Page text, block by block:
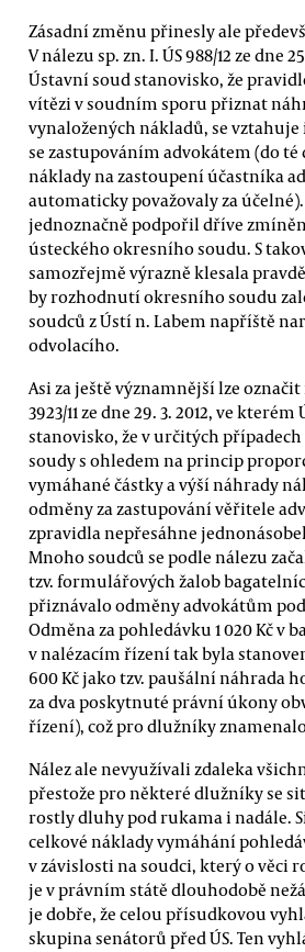
Zásadní změnu přinesly ale
V nálezu sp. zn. I. ÚS 988/12 ze dne
Ústavní soud stanovisko, že
vítězi v soudním sporu přiznat
vynaložených nákladů, se vztahuje
se zastupováním advokátem (do té
náklady na zastoupení účastníka
automaticky považovaly za
jednoznačně podpořil dříve
ústeckého okresního soudu. S
samozřejmě výrazně klesala
by rozhodnutí okresního soudu
soudců z Ústí n. Labem napříště
odvolacího.
Asi za ještě významnější lze označit
3923/11 ze dne 29. 3. 2012, ve kterém
stanovisko, že v určitých
soudy s ohledem na princip
vymáhané částky a výší náhrady
odměny za zastupování věřitele
zpravidla nepřesáhne
Mnoho soudců se podle nálezu
tzv. formulářových žalob
přiznávalo odměny advokátům
Odměna za pohledávku 1 020 Kč v
v nalézacím řízení tak byla
600 Kč jako tzv. paušální náhrada
za dva poskytnuté právní úkony
řízení), což pro dlužníky
Nález ale nevyužívali zdaleka
přestože pro některé dlužníky se
rostly dluhy pod rukama i nadále.
celkové náklady vymáhání
v závislosti na soudci, který o věci
je v právním státě dlouhodobě
je dobře, že celou přísudkovou
skupina senátorů před ÚS. Ten